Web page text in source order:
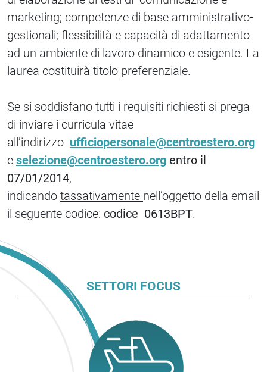
marketing; competenze di base amministrativo-
gestionali; flessibilità e capacità di adattamento
ad un ambiente di lavoro dinamico e esigente. La
laurea costituirà titolo preferenziale.
Se si soddisfano tutti i requisiti richiesti si prega
di inviare i curricula vitae
all’indirizzo ufficiopersonale@centroestero.org
e selezione@centroestero.org entro il
07/01/2014,
indicando tassativamente nell’oggetto della email
il seguente codice: codice 0613BPT.
SETTORI FOCUS